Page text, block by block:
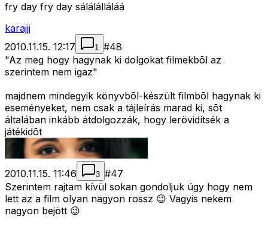
fry day fry day sálálálláláá
karajjj
2010.11.15. 12:17
1 #48
"Az meg hogy hagynak ki dolgokat filmekbõl az
szerintem nem igaz"
majdnem mindegyik könyvbõl-készült filmbõl hagynak ki
eseményeket, nem csak a tájleírás marad ki, sõt
általában inkább átdolgozzák, hogy lerövidítsék a
játékidõt
2010.11.15. 11:46 3 #47
Szerintem rajtam kívül sokan gondoljuk úgy hogy nem
lett az a film olyan nagyon rossz 😉 Vagyis nekem
nagyon bejött 😉